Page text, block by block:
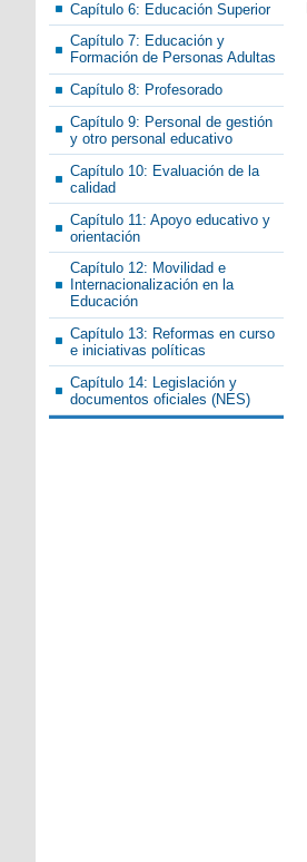
Capítulo 6: Educación Superior
Capítulo 7: Educación y
Formación de Personas Adultas
Capítulo 8: Profesorado
Capítulo 9: Personal de gestión
y otro personal educativo
Capítulo 10: Evaluación de la
calidad
Capítulo 11: Apoyo educativo y
orientación
Capítulo 12: Movilidad e
Internacionalización en la
Educación
Capítulo 13: Reformas en curso
e iniciativas políticas
Capítulo 14: Legislación y
documentos oficiales (NES)